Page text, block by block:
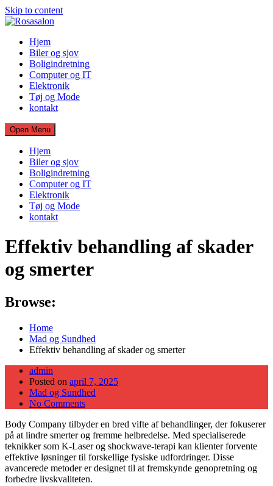
Skip to content
Hjem
Biler og sjov
Boligindretning
Computer og IT
Elektronik
Tøj og Mode
kontakt
Open Menu
Hjem
Biler og sjov
Boligindretning
Computer og IT
Elektronik
Tøj og Mode
kontakt
Effektiv behandling af skader
og smerter
Browse:
Home
Mad og Sundhed
Effektiv behandling af skader og smerter
admin
Posted on april 7, 2025
Mad og Sundhed
No Comments
Body Company tilbyder en bred vifte af behandlinger, der fokuserer
på at lindre smerter og fremme helbredelse. Med specialiserede
teknikker som K-Laser og shockwave-terapi kan klienter forvente
effektive løsninger til forskellige fysiske udfordringer. Disse
avancerede metoder er designet til at fremskynde genopretning og
forbedre livskvaliteten.